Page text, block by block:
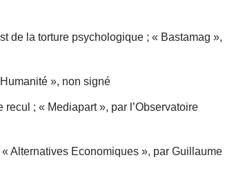
de la torture psychologique ; « Bastamag »,
», non signé
; « Mediapart », par l’Observatoire
Alternatives Economiques », par Guillaume